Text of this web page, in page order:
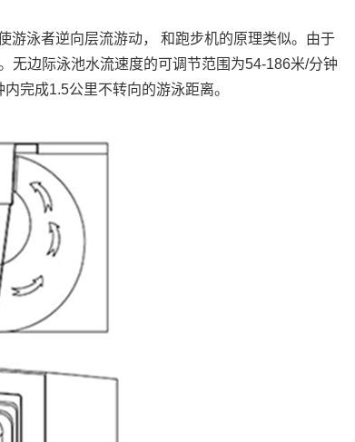
泳者逆向层流游动， 和跑步机的原理类似。由于
无边际泳池水流速度的可调节范围为54-186米/分钟
完成1.5公里不转向的游泳距离。